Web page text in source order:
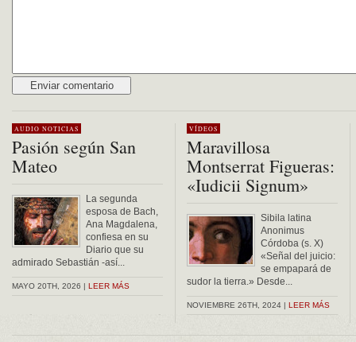
AUDIO NOTICIAS
Pasión según San
Mateo
La segunda
esposa de Bach,
Ana Magdalena,
confiesa en su
Diario que su
admirado Sebastián -así...
MAYO 20TH, 2026 | LEER MÁS
VÍDEOS
Maravillosa
Montserrat Figueras:
«Iudicii Signum»
Sibila latina
Anonimus
Córdoba (s. X)
«Señal del juicio:
se empapará de
sudor la tierra.» Desde...
NOVIEMBRE 26TH, 2024 | LEER MÁS